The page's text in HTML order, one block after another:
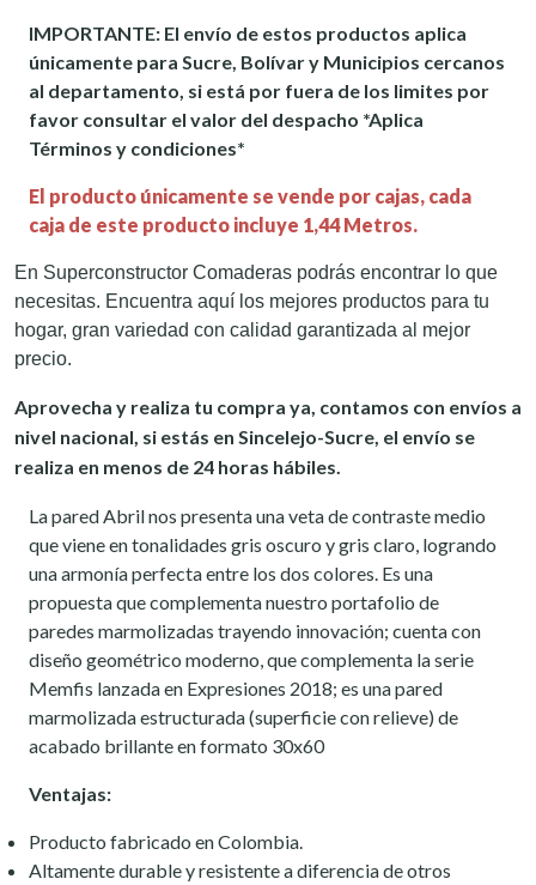
IMPORTANTE: El envío de estos productos aplica
únicamente para Sucre, Bolívar y Municipios cercanos
al departamento, si está por fuera de los limites por
favor consultar el valor del despacho *Aplica
Términos y condiciones*
El producto únicamente se vende por cajas, cada
caja de este producto incluye 1,44 Metros.
En Superconstructor Comaderas podrás encontrar lo que
necesitas. Encuentra aquí los mejores productos para tu
hogar, gran variedad con calidad garantizada al mejor
precio.
Aprovecha y realiza tu compra ya, contamos con envíos a
nivel nacional, si estás en Sincelejo-Sucre, el envío se
realiza en menos de 24 horas hábiles.
La pared Abril nos presenta una veta de contraste medio
que viene en tonalidades gris oscuro y gris claro, logrando
una armonía perfecta entre los dos colores. Es una
propuesta que complementa nuestro portafolio de
paredes marmolizadas trayendo innovación; cuenta con
diseño geométrico moderno, que complementa la serie
Memfis lanzada en Expresiones 2018; es una pared
marmolizada estructurada (superficie con relieve) de
acabado brillante en formato 30x60
Ventajas:
Producto fabricado en Colombia.
Altamente durable y resistente a diferencia de otros